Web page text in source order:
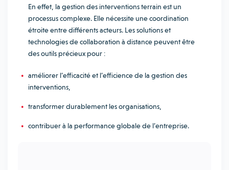
En effet, la gestion des interventions terrain est un
processus complexe. Elle nécessite une coordination
étroite entre différents acteurs. Les solutions et
technologies de collaboration à distance peuvent être
des outils précieux pour :
améliorer l’efficacité et l’efficience de la gestion des
interventions,
transformer durablement les organisations,
contribuer à la performance globale de l’entreprise.